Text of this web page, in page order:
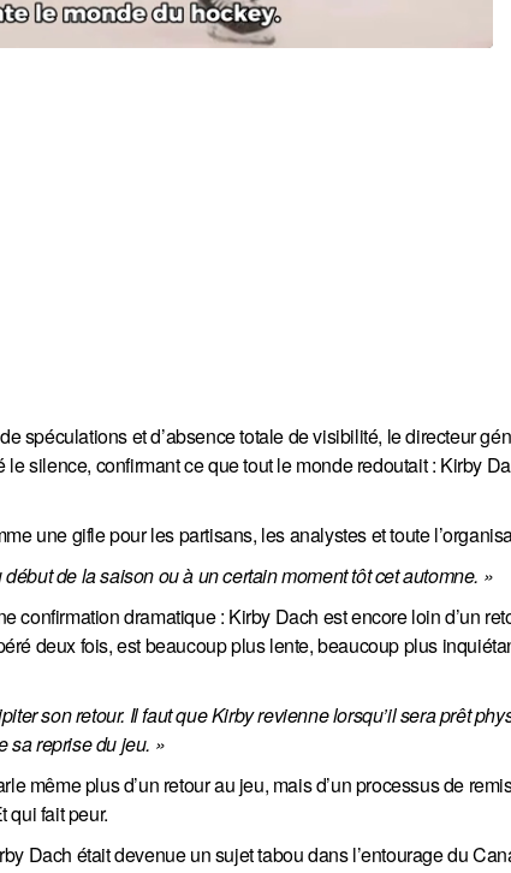
spéculations et d’absence totale de visibilité, le directeur
silence, confirmant ce que tout le monde redoutait : Kirby
une gifle pour les partisans, les analystes et toute
de la saison ou à un certain moment tôt cet automne. »
confirmation dramatique : Kirby Dach est encore loin d’un
deux fois, est beaucoup plus lente, beaucoup plus
son retour. Il faut que Kirby revienne lorsqu’il sera prêt
sa reprise du jeu. »
même plus d’un retour au jeu, mais d’un processus de
qui fait peur.
Dach était devenue un sujet tabou dans l’entourage du